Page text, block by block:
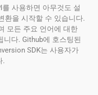
사용하면 아무것도 설
환을 시작할 수 있습니다.
모든 주요 언어에 대한
니다. Github에 호스팅된
SDK는 사용자가
.